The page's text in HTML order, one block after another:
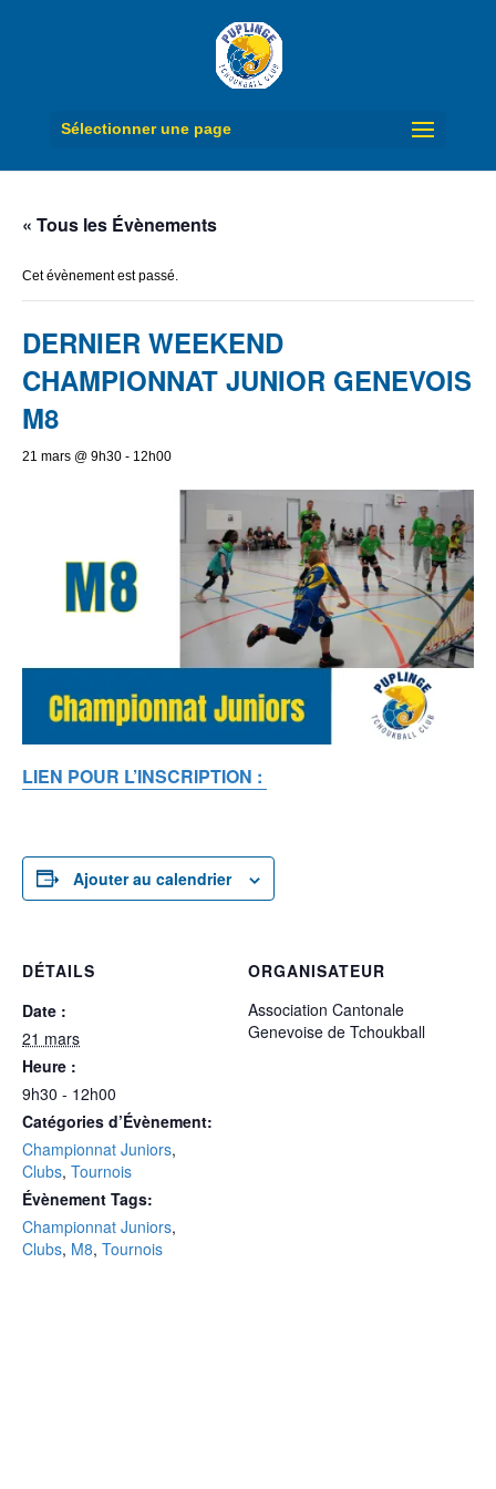
Sélectionner une page
« Tous les Évènements
Cet évènement est passé.
DERNIER WEEKEND
CHAMPIONNAT JUNIOR GENEVOIS
M8
21 mars @ 9h30 - 12h00
LIEN POUR L’INSCRIPTION :
Ajouter au calendrier
DÉTAILS
Date :
21 mars
Heure :
9h30 - 12h00
Catégories d’Évènement:
Championnat Juniors,
Clubs, Tournois
Évènement Tags:
Championnat Juniors,
Clubs, M8, Tournois
ORGANISATEUR
Association Cantonale
Genevoise de Tchoukball